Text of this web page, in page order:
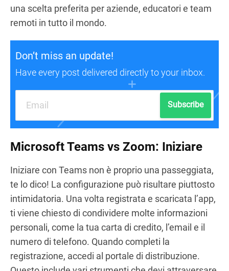
una scelta preferita per aziende, educatori e team
remoti in tutto il mondo.
Don’t miss an update!
Have every post delivered directly to your inbox.
Subscribe
Microsoft Teams vs Zoom: Iniziare
Iniziare con Teams non è proprio una passeggiata,
te lo dico! La configurazione può risultare piuttosto
intimidatoria. Una volta registrata e scaricata l’app,
ti viene chiesto di condividere molte informazioni
personali, come la tua carta di credito, l’email e il
numero di telefono. Quando completi la
registrazione, accedi al portale di distribuzione.